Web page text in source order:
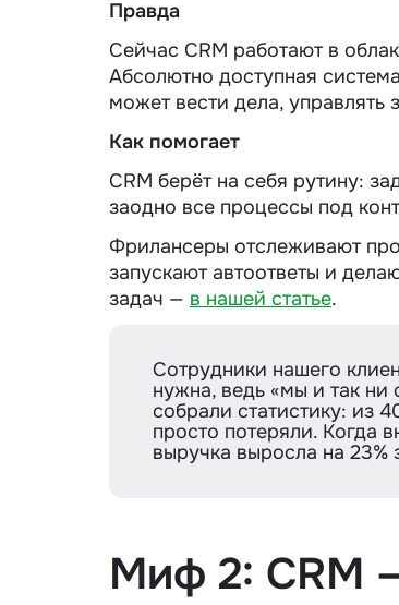
Правда
Сейчас CRM работают в
Абсолютно доступная
может вести дела,
Как помогает
CRM берёт на себя рутину:
заодно все процессы под
Фрилансеры отслеживают
запускают автоответы и
задач — в нашей статье.
Сотрудники нашего
нужна, ведь «мы и так
собрали статистику: из
просто потеряли. Когда
выручка выросла на 23%
Миф 2: CRM